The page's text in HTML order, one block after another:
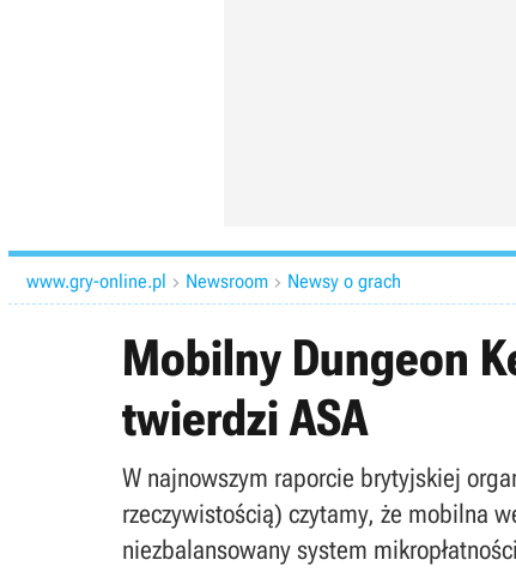
www.gry-online.pl  Newsroom  Newsy o grach
Mobilny Dungeon
twierdzi ASA
W najnowszym raporcie brytyjskiej
rzeczywistością) czytamy, że mobilna
niezbalansowany system